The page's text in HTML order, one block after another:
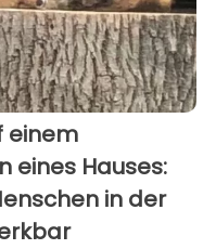
einem
eines Hauses:
in der